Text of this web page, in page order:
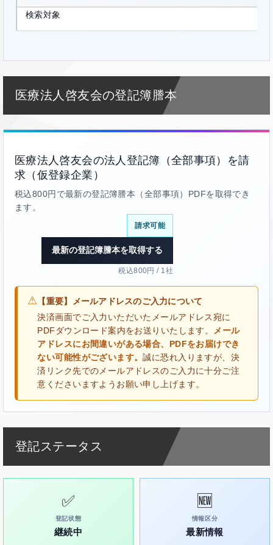
検索対象
医療法人啓友会の登記簿謄本
医療法人啓友会の法人登記簿（全部事項）を請
求（仮登録企業）
税込800円で最新の登記簿謄本（全部事項）PDFを取得でき
ます。
請求可能
最新の登記簿謄本を取得する
税込800円 / 1社
⚠ 【重要】メールアドレスのご入力について
決済画面でご入力いただいたメールアドレス宛に
PDFダウンロード案内をお送りいたします。
メール
アドレスにお間違いがある場合、PDFをお届けでき
ない可能性がございます。誠に恐れ入りますが、決
済リンク先でのメールアドレスのご入力に十分ご注
意くださいますようお願い申し上げます。
登記ステータス
✅
登記状態
継続中
🆕
情報区分
最新情報